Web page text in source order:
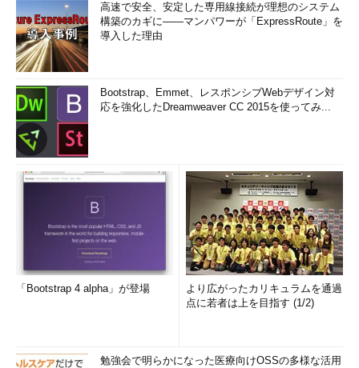
高速で安全、安定した専用線接続が理想のシステム
構築のカギに――マンパワーが「ExpressRoute」を
導入した理由
Bootstrap、Emmet、レスポンシブWebデザイン対
応を強化したDreamweaver CC 2015を使ってみ...
「Bootstrap 4 alpha」が登場
より広がったカリキュラムを通過
点に若者は上を目指す (1/2)
勉強会で明らかになった医療向けOSSの多様な活用